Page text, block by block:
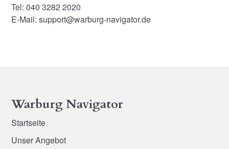
Tel: 040 3282 2020
E-Mail: support@warburg-navigator.de
Warburg Navigator
Startseite
Unser Angebot